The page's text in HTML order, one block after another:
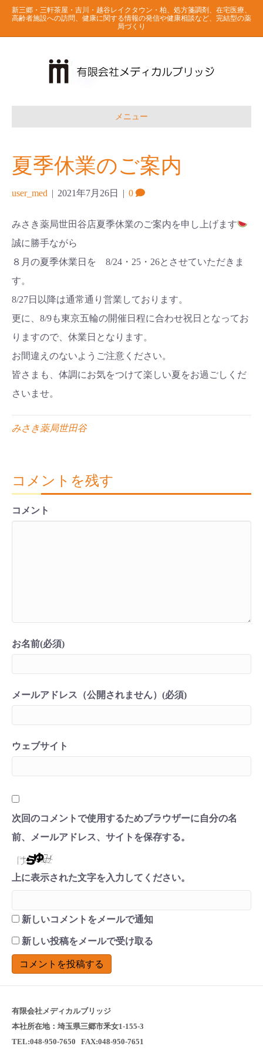
新三郷・三軒茶屋・吉川・越谷レイクタウン・柏、処方箋調剤、在宅医療、
高齢者施設への訪問、健康に関する情報の発信や健康相談など、完結型の薬
局づくり
メニュー
夏季休業のご案内
user_med | 2021年7月26日 | 0
みさき薬局世田谷店夏季休業のご案内を申し上げます
誠に勝手ながら
８月の夏季休業日を 8/24・25・26とさせていただきま
す。
8/27日以降は通常通り営業しております。
更に、8/9も東京五輪の開催日程に合わせ祝日となってお
りますので、休業日となります。
お間違えのないようご注意ください。
皆さまも、体調にお気をつけて楽しい夏をお過ごしくだ
さいませ。
みさき薬局世田谷
コメントを残す
コメント
お名前(必須)
メールアドレス（公開されません）(必須)
ウェブサイト
次回のコメントで使用するためブラウザーに自分の名
前、メールアドレス、サイトを保存する。
上に表示された文字を入力してください。
新しいコメントをメールで通知
新しい投稿をメールで受け取る
有限会社メディカルブリッジ
本社所在地：埼玉県三郷市釆女1-155-3
TEL:048-950-7650 FAX:048-950-7651